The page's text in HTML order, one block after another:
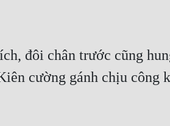
đôi chân trước cũng
cường gánh chịu công